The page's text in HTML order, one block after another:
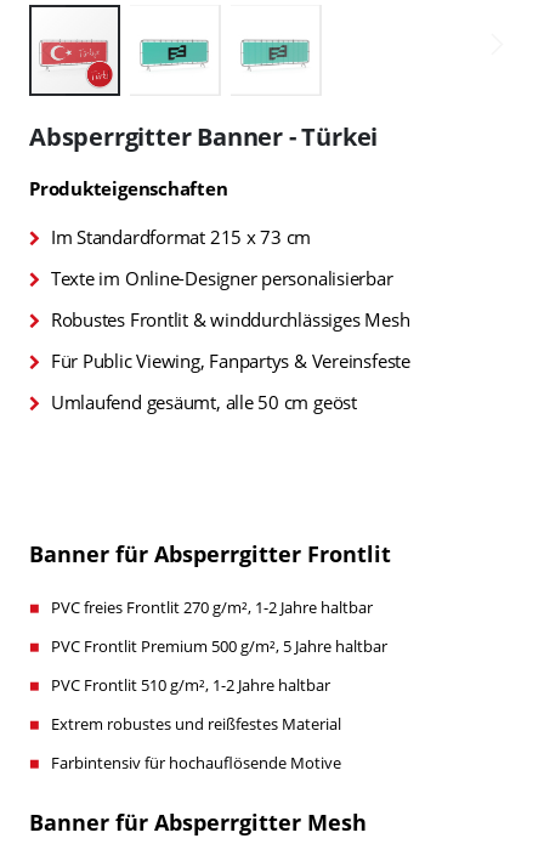
Anfang
der
springen
Absperrgitter Banner - Türkei
Produkteigenschaften
Im Standardformat 215 x 73 cm
Texte im Online-Designer personalisierbar
Robustes Frontlit & winddurchlässiges Mesh
Für Public Viewing, Fanpartys & Vereinsfeste
Umlaufend gesäumt, alle 50 cm geöst
Banner für Absperrgitter Frontlit
PVC freies Frontlit 270 g/m², 1-2 Jahre haltbar
PVC Frontlit Premium 500 g/m², 5 Jahre haltbar
PVC Frontlit 510 g/m², 1-2 Jahre haltbar
Extrem robustes und reißfestes Material
Farbintensiv für hochauflösende Motive
Banner für Absperrgitter Mesh